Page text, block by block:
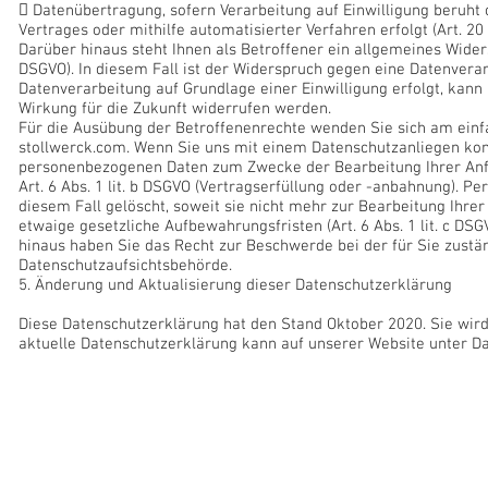
 Datenübertragung, sofern Verarbeitung auf Einwilligung beruht
Vertrages oder mithilfe automatisierter Verfahren erfolgt (Art. 20
Darüber hinaus steht Ihnen als Betroffener ein allgemeines
DSGVO). In diesem Fall ist der Widerspruch gegen eine
Datenverarbeitung auf Grundlage einer Einwilligung erfolgt,
Wirkung für die Zukunft widerrufen werden.
Für die Ausübung der Betroffenenrechte wenden Sie sich am
stollwerck.com. Wenn Sie uns mit einem Datenschutzanliegen
personenbezogenen Daten zum Zwecke der Bearbeitung Ihrer
Art. 6 Abs. 1 lit. b DSGVO (Vertragserfüllung oder -anbahnung).
diesem Fall gelöscht, soweit sie nicht mehr zur Bearbeitung
etwaige gesetzliche Aufbewahrungsfristen (Art. 6 Abs. 1 lit. c
hinaus haben Sie das Recht zur Beschwerde bei der für Sie
Datenschutzaufsichtsbehörde.
5. Änderung und Aktualisierung dieser Datenschutzerklärung
Diese Datenschutzerklärung hat den Stand Oktober 2020. Sie
aktuelle Datenschutzerklärung kann auf unserer Website unter